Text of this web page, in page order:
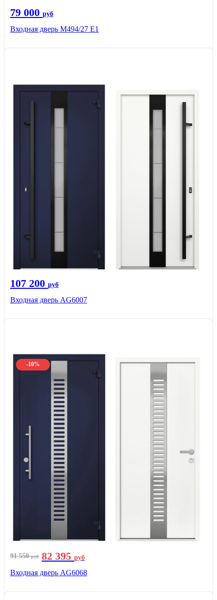
79 000 руб
Входная дверь М494/27 Е1
107 200 руб
Входная дверь AG6007
-10%
91 550руб 82 395 руб
Входная дверь AG6068